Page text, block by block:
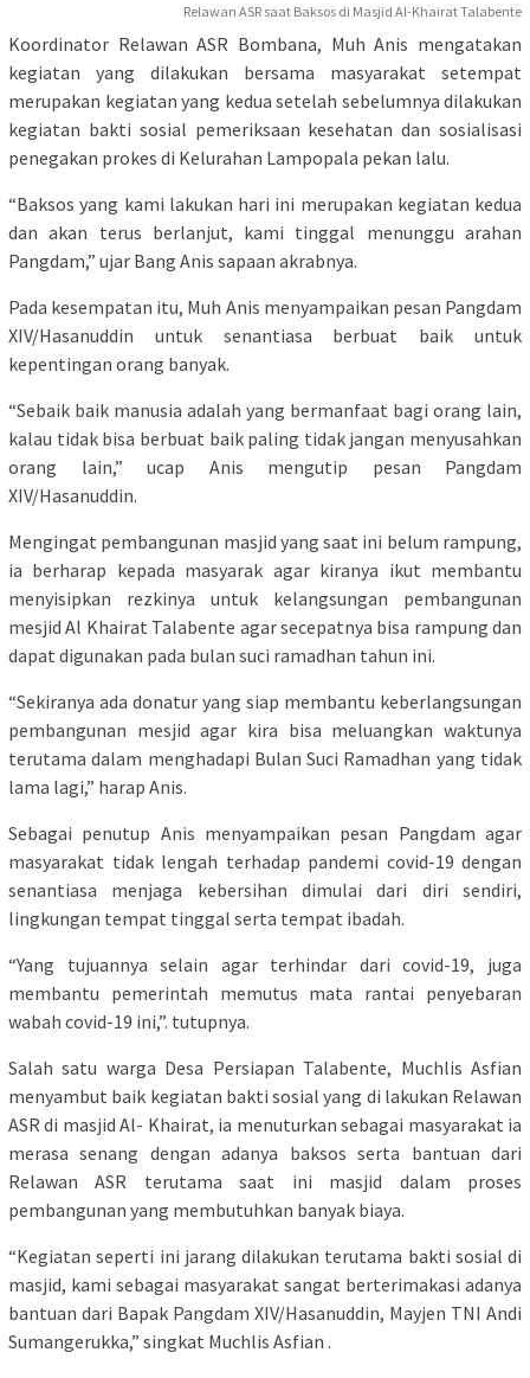
Relawan ASR saat Baksos di Masjid Al-Khairat Talabente
Koordinator Relawan ASR Bombana, Muh Anis mengatakan
kegiatan yang dilakukan bersama masyarakat setempat
merupakan kegiatan yang kedua setelah sebelumnya dilakukan
kegiatan bakti sosial pemeriksaan kesehatan dan sosialisasi
penegakan prokes di Kelurahan Lampopala pekan lalu.
“Baksos yang kami lakukan hari ini merupakan kegiatan kedua
dan akan terus berlanjut, kami tinggal menunggu arahan
Pangdam,” ujar Bang Anis sapaan akrabnya.
Pada kesempatan itu, Muh Anis menyampaikan pesan Pangdam
XIV/Hasanuddin untuk senantiasa berbuat baik untuk
kepentingan orang banyak.
“Sebaik baik manusia adalah yang bermanfaat bagi orang lain,
kalau tidak bisa berbuat baik paling tidak jangan menyusahkan
orang lain,” ucap Anis mengutip pesan Pangdam
XIV/Hasanuddin.
Mengingat pembangunan masjid yang saat ini belum rampung,
ia berharap kepada masyarak agar kiranya ikut membantu
menyisipkan rezkinya untuk kelangsungan pembangunan
mesjid Al Khairat Talabente agar secepatnya bisa rampung dan
dapat digunakan pada bulan suci ramadhan tahun ini.
“Sekiranya ada donatur yang siap membantu keberlangsungan
pembangunan mesjid agar kira bisa meluangkan waktunya
terutama dalam menghadapi Bulan Suci Ramadhan yang tidak
lama lagi,” harap Anis.
Sebagai penutup Anis menyampaikan pesan Pangdam agar
masyarakat tidak lengah terhadap pandemi covid-19 dengan
senantiasa menjaga kebersihan dimulai dari diri sendiri,
lingkungan tempat tinggal serta tempat ibadah.
“Yang tujuannya selain agar terhindar dari covid-19, juga
membantu pemerintah memutus mata rantai penyebaran
wabah covid-19 ini,”. tutupnya.
Salah satu warga Desa Persiapan Talabente, Muchlis Asfian
menyambut baik kegiatan bakti sosial yang di lakukan Relawan
ASR di masjid Al- Khairat, ia menuturkan sebagai masyarakat ia
merasa senang dengan adanya baksos serta bantuan dari
Relawan ASR terutama saat ini masjid dalam proses
pembangunan yang membutuhkan banyak biaya.
“Kegiatan seperti ini jarang dilakukan terutama bakti sosial di
masjid, kami sebagai masyarakat sangat berterimakasi adanya
bantuan dari Bapak Pangdam XIV/Hasanuddin, Mayjen TNI Andi
Sumangerukka,” singkat Muchlis Asfian .